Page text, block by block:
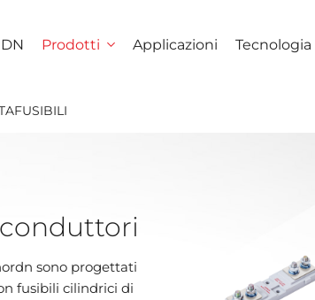
Prodotti Applicazioni Tecnologia
sono progettati
fusibili cilindrici di